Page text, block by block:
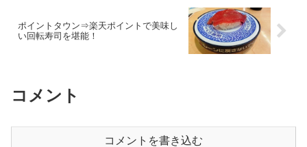
ポイントタウン⇒楽天ポイントで美味し
い回転寿司を堪能！
コメント
コメントを書き込む